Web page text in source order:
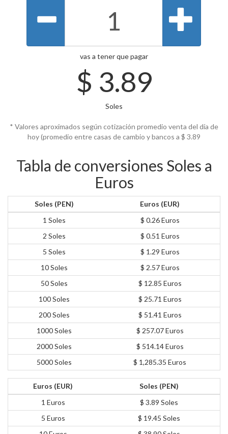
vas a tener que pagar
$ 3.89
Soles
* Valores aproximados según cotización promedio venta del día de
hoy (promedio entre casas de cambio y bancos a $ 3.89
Tabla de conversiones Soles a
Euros
Soles (PEN)
Euros (EUR)
1 Soles
$ 0.26 Euros
2 Soles
$ 0.51 Euros
5 Soles
$ 1.29 Euros
10 Soles
$ 2.57 Euros
50 Soles
$ 12.85 Euros
100 Soles
$ 25.71 Euros
200 Soles
$ 51.41 Euros
1000 Soles
$ 257.07 Euros
2000 Soles
$ 514.14 Euros
5000 Soles
$ 1,285.35 Euros
Euros (EUR)
Soles (PEN)
1 Euros
$ 3.89 Soles
5 Euros
$ 19.45 Soles